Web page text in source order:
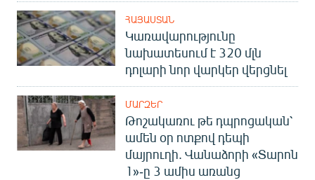
«Ազատության» բոլոր կայքերը
ՀԱՅԱՍՏԱՆ
Կառավարությունը
նախատեսում է 320 մլն
դոլարի նոր վարկեր վերցնել
ՄԱՐԶԵՐ
Թոշակառու թե դպրոցական՝
ամեն օր ոտքով դեպի
մայրուղի. Վանաձորի «Տարոն
1»-ը 3 ամիս առանց